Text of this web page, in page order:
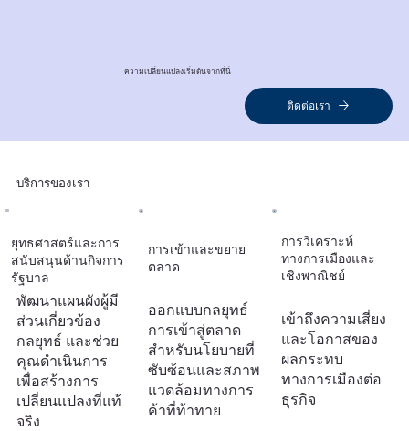
ความเปลี่ยนแปลงเริ่มต้นจากที่นี่
ติดต่อเรา
บริการของเรา
ยุทธศาสตร์และการ
สนับสนุนด้านกิจการ
รัฐบาล
พัฒนาแผนผังผู้มี
ส่วนเกี่ยวข้อง
กลยุทธ์ และช่วย
คุณดำเนินการ
เพื่อสร้างการ
เปลี่ยนแปลงที่แท้
จริง
การเข้าและขยาย
ตลาด
ออกแบบกลยุทธ์
การเข้าสู่ตลาด
สำหรับนโยบายที่
ซับซ้อนและสภาพ
แวดล้อมทางการ
ค้าที่ท้าทาย
การวิเคราะห์
ทางการเมืองและ
เชิงพาณิชย์
เข้าถึงความเสี่ยง
และโอกาสของ
ผลกระทบ
ทางการเมืองต่อ
ธุรกิจ